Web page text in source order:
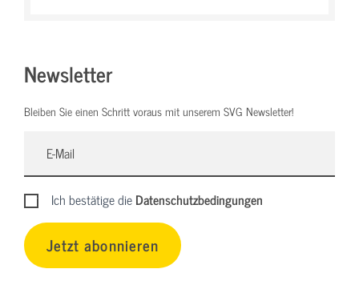
Newsletter
Bleiben Sie einen Schritt voraus mit unserem SVG Newsletter!
Ich bestätige dieDatenschutzbedingungen
Jetzt abonnieren